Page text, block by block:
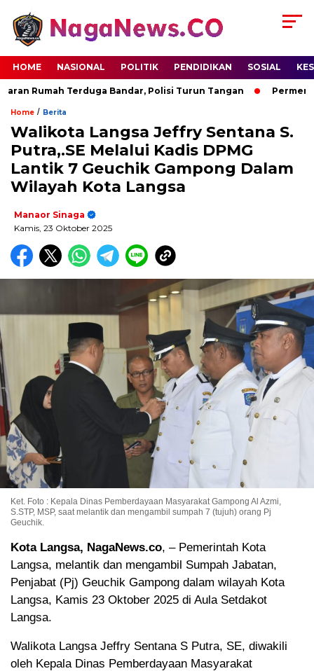
HOME NASIONAL POLITIK PENDIDIKAN SOSIAL
Rumah Terduga Bandar, Polisi Turun Tangan
Home / Berita
Walikota Langsa Jeffry Sentana S.
Putra,.SE Melalui Kadis DPMG
Lantik 7 Geuchik Gampong Dalam
Wilayah Kota Langsa
Manaor Sinaga
Kamis, 23 Oktober 2025
Ket. Foto : Kepala Dinas Pemberdayaan Masyarakat Gampong Al Azmi,
S.STP, MSP, saat melantik dan mengambil sumpah 7 (tujuh) orang Pj
Geuchik.
Kota Langsa, NagaNews.co, – Pemerintah Kota
Langsa, melantik dan mengambil Sumpah Jabatan,
Penjabat (Pj) Geuchik Gampong dalam wilayah Kota
Langsa, Kamis 23 Oktober 2025 di Aula Setdakot
Langsa.
Walikota Langsa Jeffry Sentana S Putra, SE, diwakili
oleh Kepala Dinas Pemberdayaan Masyarakat